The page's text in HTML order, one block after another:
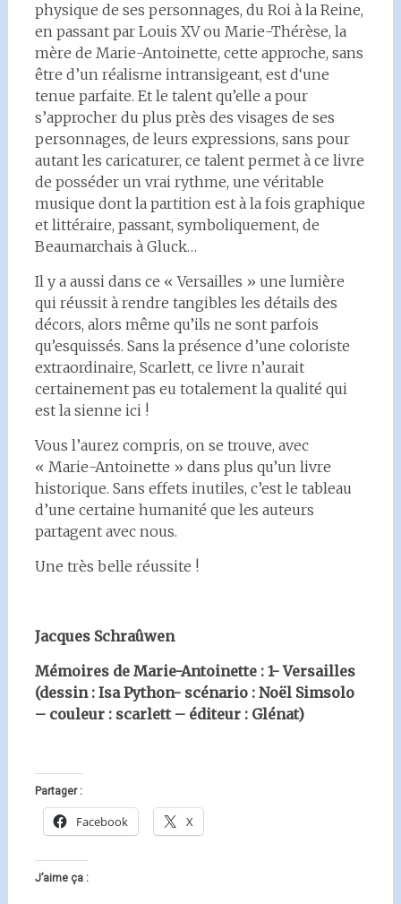
physique de ses personnages, du Roi à la Reine,
en passant par Louis XV ou Marie-Thérèse, la
mère de Marie-Antoinette, cette approche, sans
être d’un réalisme intransigeant, est d‘une
tenue parfaite. Et le talent qu’elle a pour
s’approcher du plus près des visages de ses
personnages, de leurs expressions, sans pour
autant les caricaturer, ce talent permet à ce livre
de posséder un vrai rythme, une véritable
musique dont la partition est à la fois graphique
et littéraire, passant, symboliquement, de
Beaumarchais à Gluck…
Il y a aussi dans ce « Versailles » une lumière
qui réussit à rendre tangibles les détails des
décors, alors même qu’ils ne sont parfois
qu’esquissés. Sans la présence d’une coloriste
extraordinaire, Scarlett, ce livre n’aurait
certainement pas eu totalement la qualité qui
est la sienne ici !
Vous l’aurez compris, on se trouve, avec
« Marie-Antoinette » dans plus qu’un livre
historique. Sans effets inutiles, c’est le tableau
d’une certaine humanité que les auteurs
partagent avec nous.
Une très belle réussite !
Jacques Schraûwen
Mémoires de Marie-Antoinette : 1- Versailles
(dessin : Isa Python- scénario : Noël Simsolo
– couleur : scarlett – éditeur : Glénat)
Partager :
Facebook X
J’aime ça :